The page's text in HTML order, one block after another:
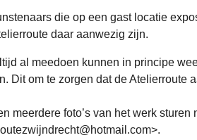
die op een gast locatie
daar aanwezig zijn.
al meedoen kunnen in principe
Dit om te zorgen dat de Atelierroute
meerdere foto’s van het werk